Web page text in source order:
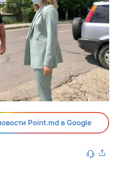
Point.md в Google